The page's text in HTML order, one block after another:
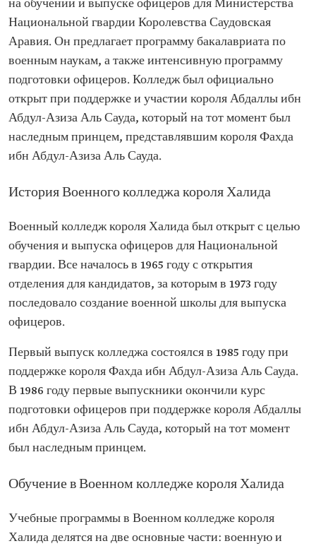
на обучении и выпуске офицеров для Министерства
Национальной гвардии Королевства Саудовская
Аравия. Он предлагает программу бакалавриата по
военным наукам, а также интенсивную программу
подготовки офицеров. Колледж был официально
открыт при поддержке и участии короля Абдаллы ибн
Абдул-Азиза Аль Сауда, который на тот момент был
наследным принцем, представлявшим короля Фахда
ибн Абдул-Азиза Аль Сауда.
История Военного колледжа короля Халида
Военный колледж короля Халида был открыт с целью
обучения и выпуска офицеров для Национальной
гвардии. Все началось в 1965 году с открытия
отделения для кандидатов, за которым в 1973 году
последовало создание военной школы для выпуска
офицеров.
Первый выпуск колледжа состоялся в 1985 году при
поддержке короля Фахда ибн Абдул-Азиза Аль Сауда.
В 1986 году первые выпускники окончили курс
подготовки офицеров при поддержке короля Абдаллы
ибн Абдул-Азиза Аль Сауда, который на тот момент
был наследным принцем.
Обучение в Военном колледже короля Халида
Учебные программы в Военном колледже короля
Халида делятся на две основные части: военную и